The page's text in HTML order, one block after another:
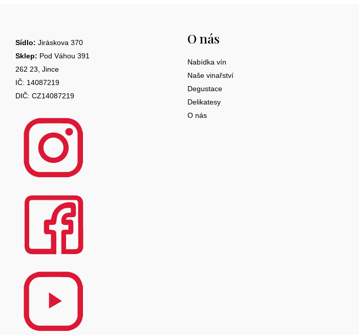
Sídlo: Jiráskova 370
Sklep: Pod Váhou 391
262 23, Jince
IČ: 14087219
DIČ: CZ14087219
O nás
Nabídka vín
Naše vinařství
Degustace
Delikatesy
O nás